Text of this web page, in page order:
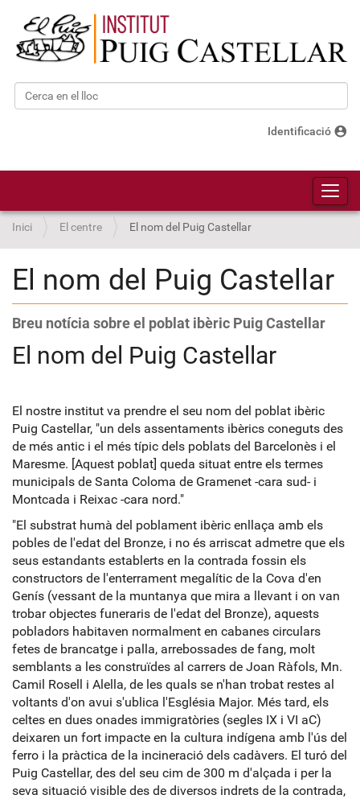
Cerca
Identificació account_circle
Inici El centre El nom del Puig Castellar
El nom del Puig Castellar
Breu notícia sobre el poblat ibèric Puig Castellar
El nom del Puig Castellar
El nostre institut va prendre el seu nom del poblat ibèric
Puig Castellar, "un dels assentaments ibèrics coneguts des
de més antic i el més típic dels poblats del Barcelonès i el
Maresme. [Aquest poblat] queda situat entre els termes
municipals de Santa Coloma de Gramenet -cara sud- i
Montcada i Reixac -cara nord."
"El substrat humà del poblament ibèric enllaça amb els
pobles de l'edat del Bronze, i no és arriscat admetre que els
seus estandants establerts en la contrada fossin els
constructors de l'enterrament megalític de la Cova d'en
Genís (vessant de la muntanya que mira a llevant i on van
trobar objectes funeraris de l'edat del Bronze), aquests
pobladors habitaven normalment en cabanes circulars
fetes de brancatge i palla, arrebossades de fang, molt
semblants a les construïdes al carrers de Joan Ràfols, Mn.
Camil Rosell i Alella, de les quals se n'han trobat restes al
voltants d'on avui s'ublica l'Església Major. Més tard, els
celtes en dues onades immigratòries (segles IX i VI aC)
deixaren un fort impacte en la cultura indígena amb l'ús del
ferro i la pràctica de la incineració dels cadàvers. El turó del
Puig Castellar, des del seu cim de 300 m d'alçada i per la
seva situació visible des de diversos indrets de la contrada,